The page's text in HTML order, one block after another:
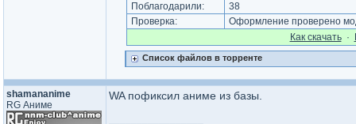
Поблагодарили:
38
Проверка:
Оформление проверено
Как cкачать·
Список файлов в торренте
shamananime
RG Аниме
WA пофиксил аниме из базы.